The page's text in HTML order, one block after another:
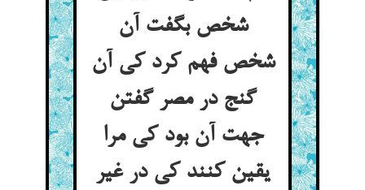
شخص بگفت آن
شخص فهم کرد کی آن
گنج در مصر گفتن
جهت آن بود کی مرا
یقین کنند کی در غیر